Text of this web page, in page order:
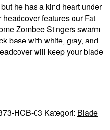
he has a kind heart under
features our Fat
Zombee Stingers swarm
base with white, gray, and
will keep your blade
HCB-03 Kategori: Blade